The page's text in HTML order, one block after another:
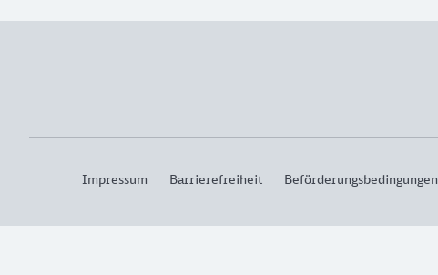
Impressum Barrierefreiheit Beförderungsbedingungen